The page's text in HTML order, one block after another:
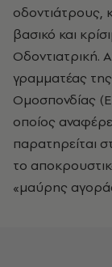
οδοντιάτρους,
βασικό και
Οδοντιατρική.
γραμματέας
Ομοσπονδίας
οποίος
παρατηρείται
το
«μαύρης